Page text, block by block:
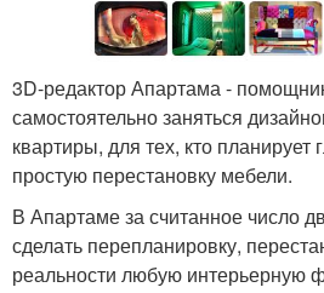
3D-редактор Апартама -
самостоятельно заняться
квартиры, для тех, кто
простую перестановку мебели.
В Апартаме за считанное
сделать перепланировку,
реальности любую интерьерную